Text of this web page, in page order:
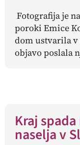
Fotografija je
poroki Emice
dom ustvarila
objavo poslala
Kraj
naselja v